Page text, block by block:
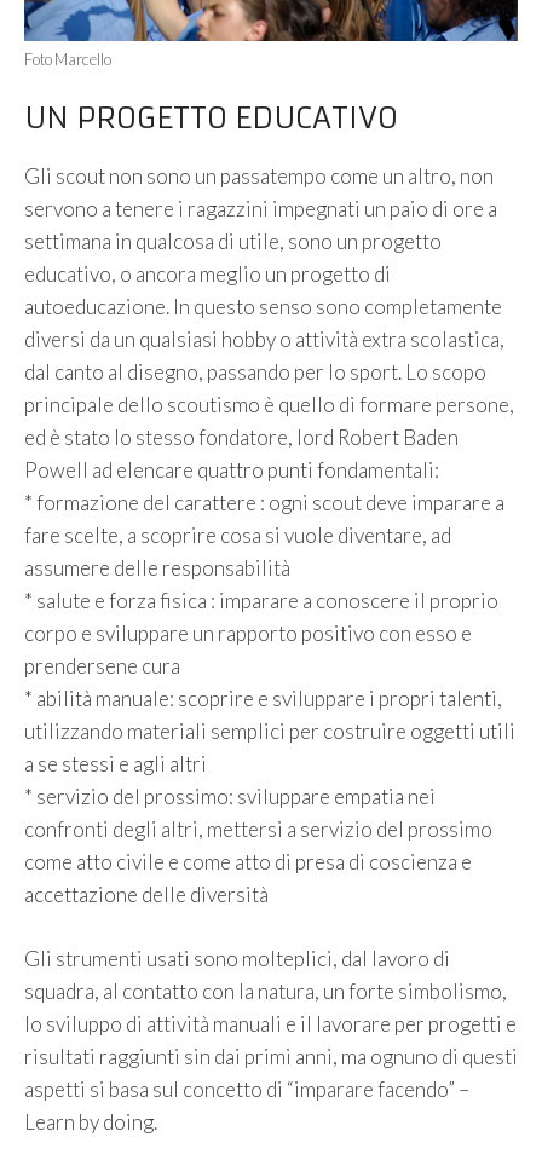
Foto Marcello
UN PROGETTO EDUCATIVO
Gli scout non sono un passatempo come un altro, non
servono a tenere i ragazzini impegnati un paio di ore a
settimana in qualcosa di utile, sono un progetto
educativo, o ancora meglio un progetto di
autoeducazione. In questo senso sono completamente
diversi da un qualsiasi hobby o attività extra scolastica,
dal canto al disegno, passando per lo sport. Lo scopo
principale dello scoutismo è quello di formare persone,
ed è stato lo stesso fondatore, lord Robert Baden
Powell ad elencare quattro punti fondamentali:
* formazione del carattere : ogni scout deve imparare a
fare scelte, a scoprire cosa si vuole diventare, ad
assumere delle responsabilità
* salute e forza fisica : imparare a conoscere il proprio
corpo e sviluppare un rapporto positivo con esso e
prendersene cura
* abilità manuale: scoprire e sviluppare i propri talenti,
utilizzando materiali semplici per costruire oggetti utili
a se stessi e agli altri
* servizio del prossimo: sviluppare empatia nei
confronti degli altri, mettersi a servizio del prossimo
come atto civile e come atto di presa di coscienza e
accettazione delle diversità
Gli strumenti usati sono molteplici, dal lavoro di
squadra, al contatto con la natura, un forte simbolismo,
lo sviluppo di attività manuali e il lavorare per progetti e
risultati raggiunti sin dai primi anni, ma ognuno di questi
aspetti si basa sul concetto di “imparare facendo” –
Learn by doing.